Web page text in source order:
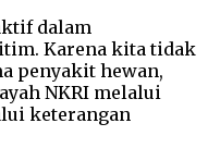
dalam
Karena kita tidak
penyakit hewan,
NKRI melalui
keterangan